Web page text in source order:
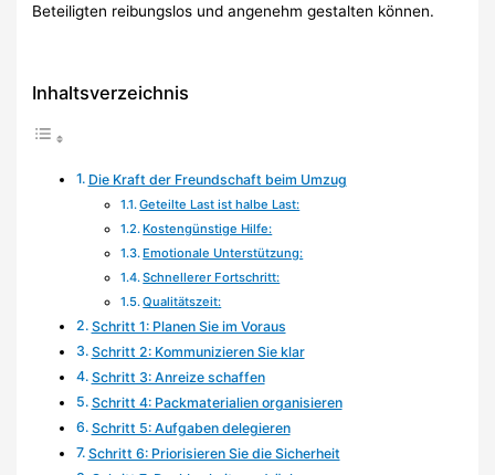
Beteiligten reibungslos und angenehm gestalten können.
Inhaltsverzeichnis
Die Kraft der Freundschaft beim Umzug
Geteilte Last ist halbe Last:
Kostengünstige Hilfe:
Emotionale Unterstützung:
Schnellerer Fortschritt:
Qualitätszeit:
Schritt 1: Planen Sie im Voraus
Schritt 2: Kommunizieren Sie klar
Schritt 3: Anreize schaffen
Schritt 4: Packmaterialien organisieren
Schritt 5: Aufgaben delegieren
Schritt 6: Priorisieren Sie die Sicherheit